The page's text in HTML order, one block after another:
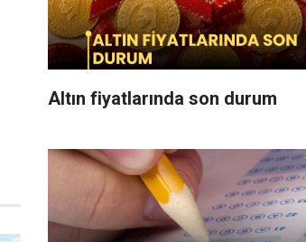
Altın fiyatlarında son durum